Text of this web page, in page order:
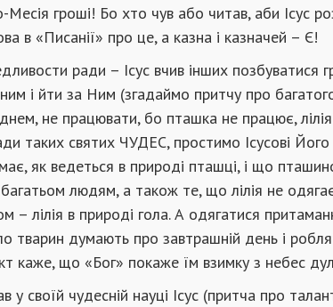
Месія гроші! Бо хто чув або читав, аби Ісус
в «Писанії» про це, а казна і казначей – Є!
ради – Ісус вчив інших позбуватися
і йти за Ним (згадаймо притчу про
не працювати, бо пташка не працює,
таких святих ЧУДЕС, простимо Ісусові Його
як ведеться в природі пташці, і що
людям, а також те, що лілія не
– лілія в природі гола. А одягатися
тварин думають про завтрашній день і
каже, що «Бог» покаже їм взимку з небес
у своїй чудесній науці Ісус (притча про